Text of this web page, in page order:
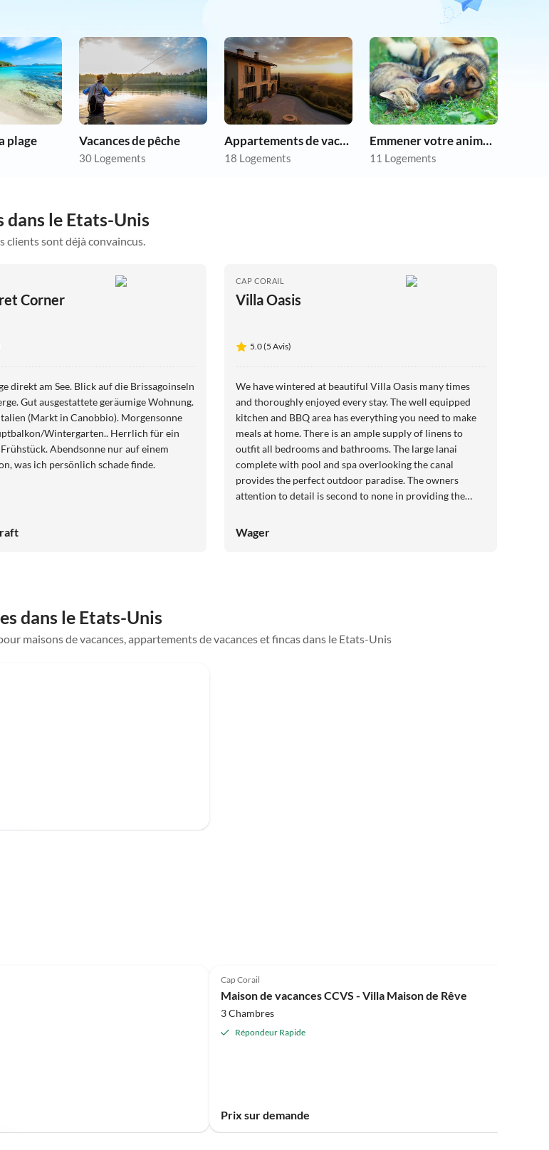
plage Vacances de pêche
30 Logements
Appartements de vacances pas chers
18 Logements
Emmener votre animal en vacances
11 Logements
dans le Etats-Unis
clients sont déjà convaincus.
Corner
direkt am See. Blick auf die Brissagoinseln
Gut ausgestattete geräumige Wohnung.
(Markt in Canobbio). Morgensonne
Wintergarten.. Herrlich für ein
was ich persönlich schade finde.
CAP CORAIL
Villa Oasis
5.0 (5 Avis)
We have wintered at beautiful Villa Oasis many times
and thoroughly enjoyed every stay. The well equipped
kitchen and BBQ area has everything you need to make
meals at home. There is an ample supply of linens to
outfit all bedrooms and bathrooms. The large lanai
complete with pool and spa overlooking the canal
provides the perfect outdoor paradise. The owners
attention to detail is second to none in providing the
Wager
dans le Etats-Unis
maisons de vacances, appartements de vacances et fincas dans le Etats-Unis
Cap Corail
Maison de vacances CCVS - Villa Maison de Rêve
3 Chambres
Répondeur Rapide
Prix sur demande